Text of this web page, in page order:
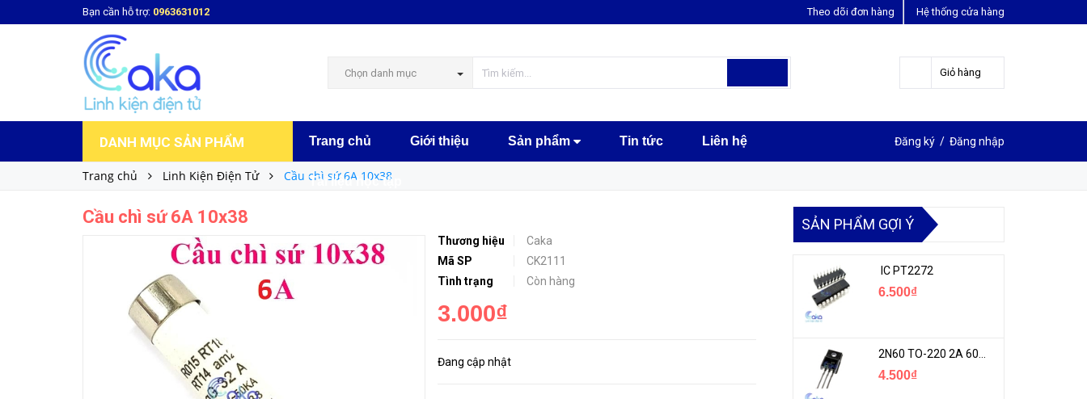
Bạn cần hỗ trợ: 0963631012 Hệ thống cửa hàng
Theo dõi đơn hàng
Chọn danh mục Giỏ hàng
DANH MỤC SẢN PHẨM Trang chủ Giới thiệu Sản phẩm Tin tức Liên hệ
Tài liệu học tập
Đăng ký / Đăng nhập
Trang chủ Linh Kiện Điện Tử Cầu chì sứ 6A 10x38
Cầu chì sứ 6A 10x38
Thương hiệu
Caka
Mã SP
CK2111
Tình trạng
Còn hàng
3.000₫
Đang cập nhật
Cầu chì sứ 6A 10x38
MUA NGAY LIÊN HỆ ĐẶT HÀNG
SẢN PHẨM GỢI Ý
IC PT2272
6.500₫
4.500₫